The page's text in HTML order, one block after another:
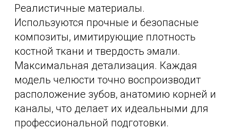
Реалистичные материалы.
Используются прочные и безопасные
композиты, имитирующие плотность
костной ткани и твердость эмали.
Максимальная детализация. Каждая
модель челюсти точно воспроизводит
расположение зубов, анатомию корней и
каналы, что делает их идеальными для
профессиональной подготовки.